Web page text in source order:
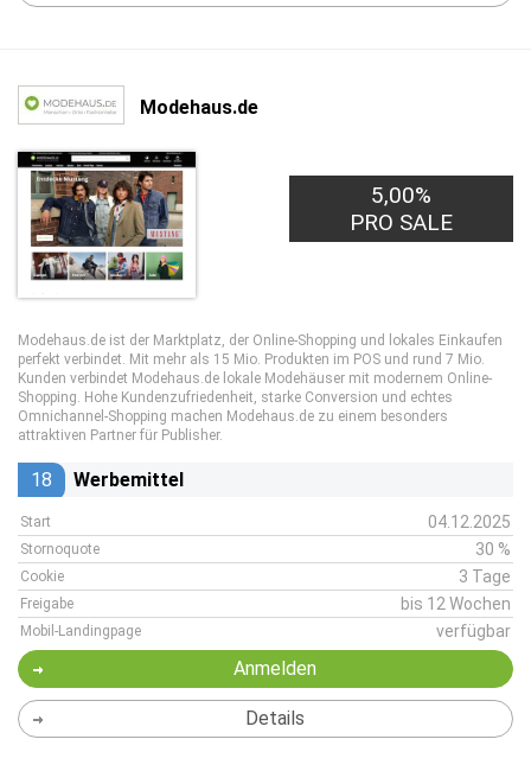
Modehaus.de
5,00%
PRO SALE
Modehaus.de ist der Marktplatz, der Online-Shopping und lokales Einkaufen
perfekt verbindet. Mit mehr als 15 Mio. Produkten im POS und rund 7 Mio.
Kunden verbindet Modehaus.de lokale Modehäuser mit modernem Online-
Shopping. Hohe Kundenzufriedenheit, starke Conversion und echtes
Omnichannel-Shopping machen Modehaus.de zu einem besonders
attraktiven Partner für Publisher.
18 Werbemittel
Start 04.12.2025
Stornoquote 30 %
Cookie 3 Tage
Freigabe bis 12 Wochen
Mobil-Landingpage verfügbar
Anmelden
Details